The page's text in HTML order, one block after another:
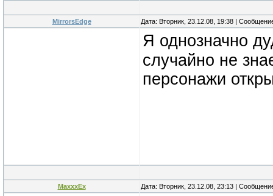
MirrorsEdge Дата: Вторник, 23.12.08, 19:38 |
Я однозначно
случайно не
персонажи
MaxxxEx Дата: Вторник, 23.12.08, 23:13 |